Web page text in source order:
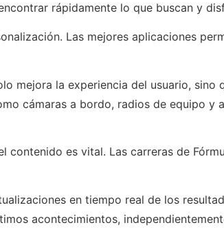
rápidamente lo que buscan y
Las mejores aplicaciones
mejora la experiencia del usuario,
cámaras a bordo, radios de equipo y
contenido es vital. Las carreras de
en tiempo real de los
acontecimientos,